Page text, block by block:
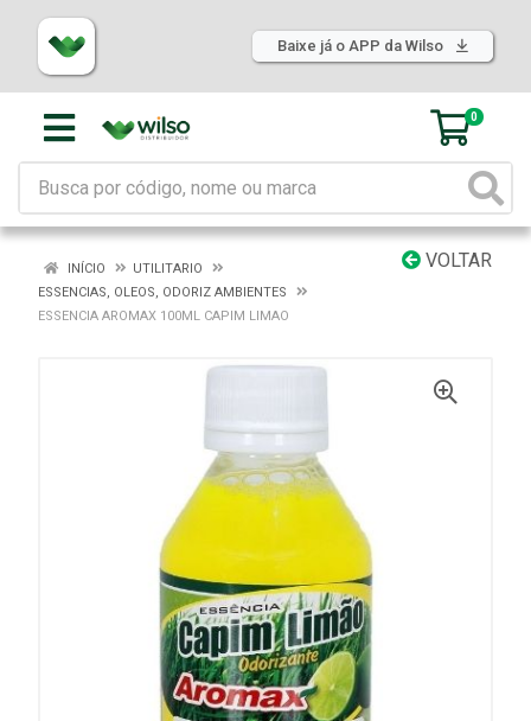
Baixe já o APP da Wilso
0
VOLTAR
INÍCIO
UTILITARIO
ESSENCIAS, OLEOS, ODORIZ AMBIENTES
ESSENCIA AROMAX 100ML CAPIM LIMAO